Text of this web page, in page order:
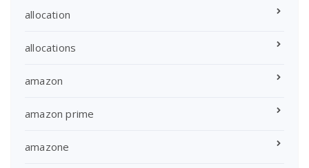
allocation
allocations
amazon
amazon prime
amazone